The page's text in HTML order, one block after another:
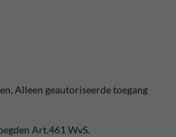
Alleen geautoriseerde toegang
Art.461 WvS.